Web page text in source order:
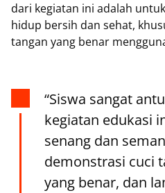
dari kegiatan ini adalah
hidup bersih dan sehat,
tangan yang benar
“Siswa sangat
kegiatan edukasi
senang dan
demonstrasi cuci
yang benar, dan